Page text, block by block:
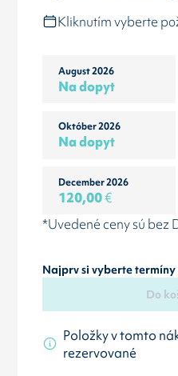
Kliknutím vyberte
August 2026
Na dopyt
Október 2026
Na dopyt
December 2026
120,00€
*Uvedené ceny sú bez
Najprv si vyberte
Do
Položky v tomto
rezervované